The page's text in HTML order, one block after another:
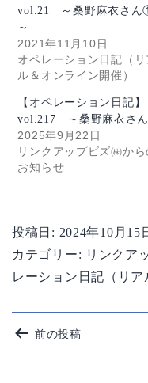
vol.21 ～桑野麻衣さ
～
2021年11月10日
オペレーション日記（リ
ル＆オンライン開催）
【オペレーション日記】
vol.217 ～桑野麻衣さん
2025年9月22日
リンクアップビズ㈱から
お知らせ
投稿日: 2024年10月15
カテゴリー: リンクア
レーション日記（リア
投前の投稿